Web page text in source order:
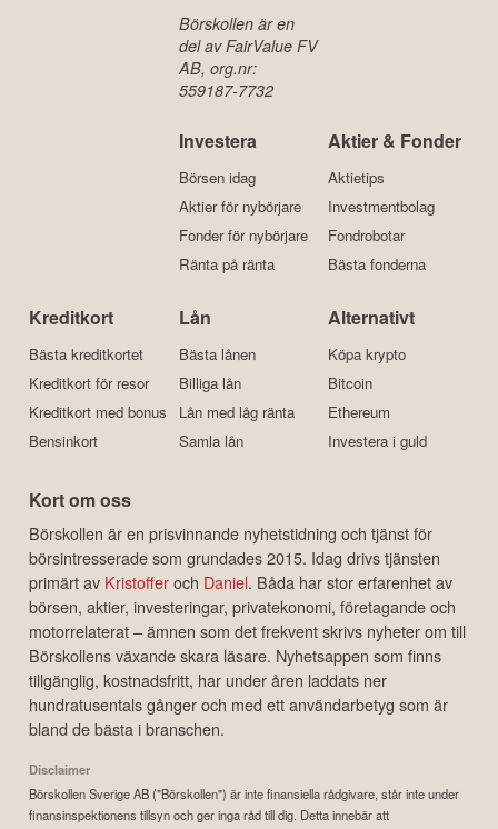
Börskollen är en
del av FairValue FV
AB, org.nr:
559187-7732
Investera
Börsen idag
Aktier för nybörjare
Fonder för nybörjare
Ränta på ränta
Aktier & Fonder
Aktietips
Investmentbolag
Fondrobotar
Bästa fonderna
Kreditkort
Bästa kreditkortet
Kreditkort för resor
Kreditkort med bonus
Bensinkort
Lån
Bästa lånen
Billiga lån
Lån med låg ränta
Samla lån
Alternativt
Köpa krypto
Bitcoin
Ethereum
Investera i guld
Kort om oss
Börskollen är en prisvinnande nyhetstidning och tjänst för
börsintresserade som grundades 2015. Idag drivs tjänsten
primärt av Kristofferoch Daniel. Båda har stor erfarenhet av
börsen, aktier, investeringar, privatekonomi, företagande och
motorrelaterat – ämnen som det frekvent skrivs nyheter om till
Börskollens växande skara läsare. Nyhetsappen som finns
tillgänglig, kostnadsfritt, har under åren laddats ner
hundratusentals gånger och med ett användarbetyg som är
bland de bästa i branschen.
Disclaimer
Börskollen Sverige AB ("Börskollen") är inte finansiella rådgivare, står inte under
finansinspektionens tillsyn och ger inga råd till dig. Detta innebär att